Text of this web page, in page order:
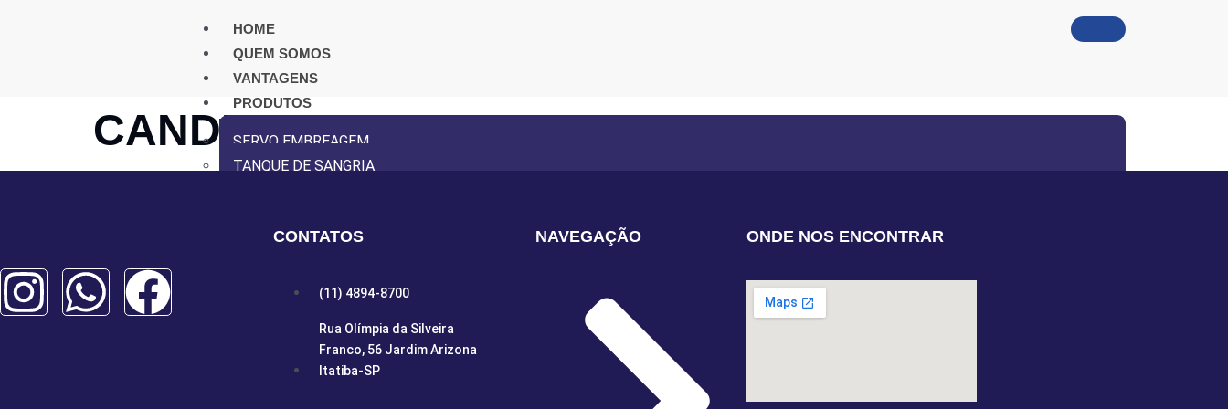
HOME
QUEM SOMOS
VANTAGENS
PRODUTOS
SERVO EMBREAGEM
TANQUE DE SANGRIA
DISTRIBUIDORES
CANDIDO
CONTATOS
(11) 4894-8700
Rua Olímpia da Silveira
Franco, 56 Jardim Arizona
Itatiba-SP
NAVEGAÇÃO ONDE NOS ENCONTRAR